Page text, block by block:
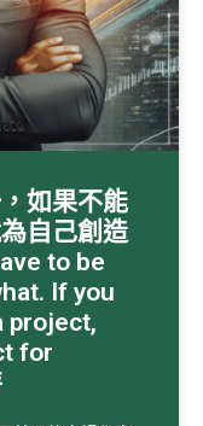
如果不能
自己創造
to be
If you
project,
for